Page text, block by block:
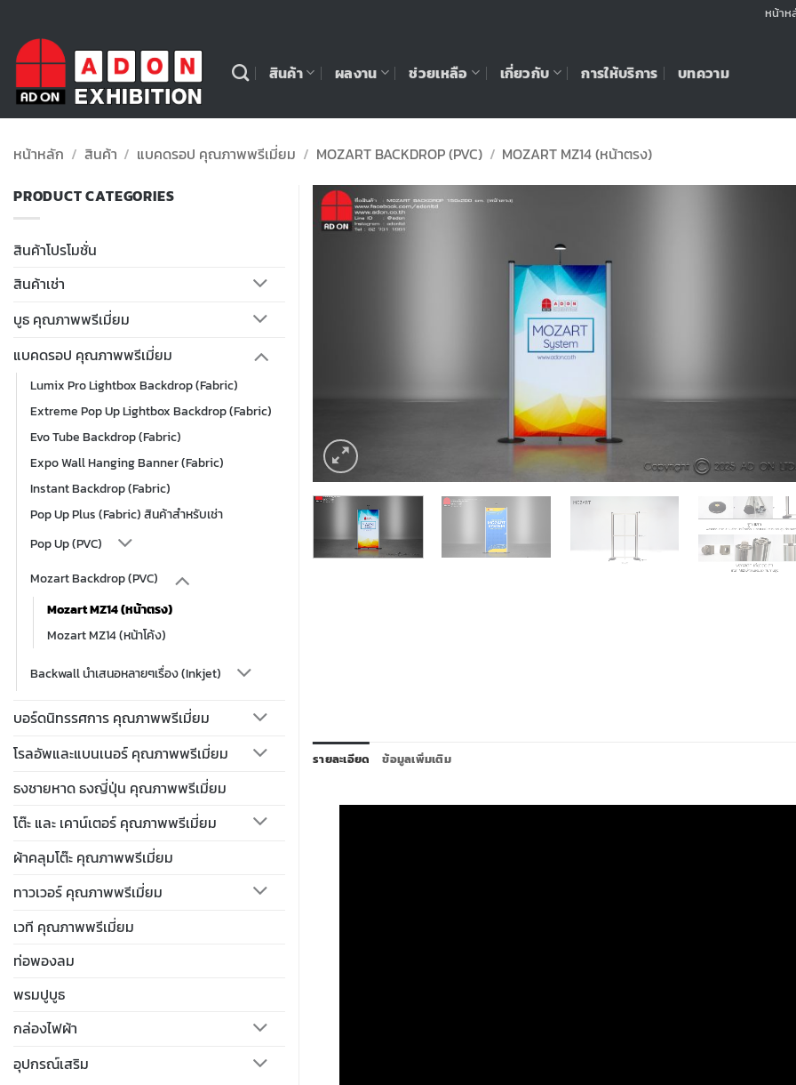
หน้าห
สินค้า ผลงาน ช่วยเหลือ เกี่ยวกับ การให้บริการ บทความ
หน้าหลัก / สินค้า / แบคดรอป คุณภาพพรีเมี่ยม / MOZART BACKDROP (PVC) / MOZART MZ14 (หน้าตรง)
PRODUCT CATEGORIES
สินค้าโปรโมชั่น
สินค้าเช่า
บูธ คุณภาพพรีเมี่ยม
แบคดรอป คุณภาพพรีเมี่ยม
Lumix Pro Lightbox Backdrop (Fabric)
Extreme Pop Up Lightbox Backdrop (Fabric)
Evo Tube Backdrop (Fabric)
Expo Wall Hanging Banner (Fabric)
Instant Backdrop (Fabric)
Pop Up Plus (Fabric) สินค้าสำหรับเช่า
Pop Up (PVC)
Mozart Backdrop (PVC)
Mozart MZ14 (หน้าตรง)
Mozart MZ14 (หน้าโค้ง)
Backwall นำเสนอหลายๆเรื่อง (Inkjet)
บอร์ดนิทรรศการ คุณภาพพรีเมี่ยม
โรลอัพและแบนเนอร์ คุณภาพพรีเมี่ยม
ธงชายหาด ธงญี่ปุ่น คุณภาพพรีเมี่ยม
โต๊ะ และ เคาน์เตอร์ คุณภาพพรีเมี่ยม
ผ้าคลุมโต๊ะ คุณภาพพรีเมี่ยม
ทาวเวอร์ คุณภาพพรีเมี่ยม
เวที คุณภาพพรีเมี่ยม
ท่อพองลม
พรมปูบูธ
กล่องไฟผ้า
อุปกรณ์เสริม
รายละเอียด ข้อมูลเพิ่มเติม